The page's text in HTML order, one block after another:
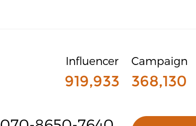
Influencer
919,933
Campaign
368,130